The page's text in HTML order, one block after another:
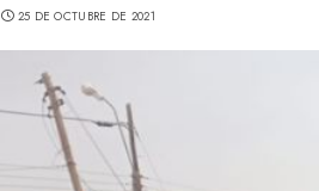
25 DE OCTUBRE DE 2021